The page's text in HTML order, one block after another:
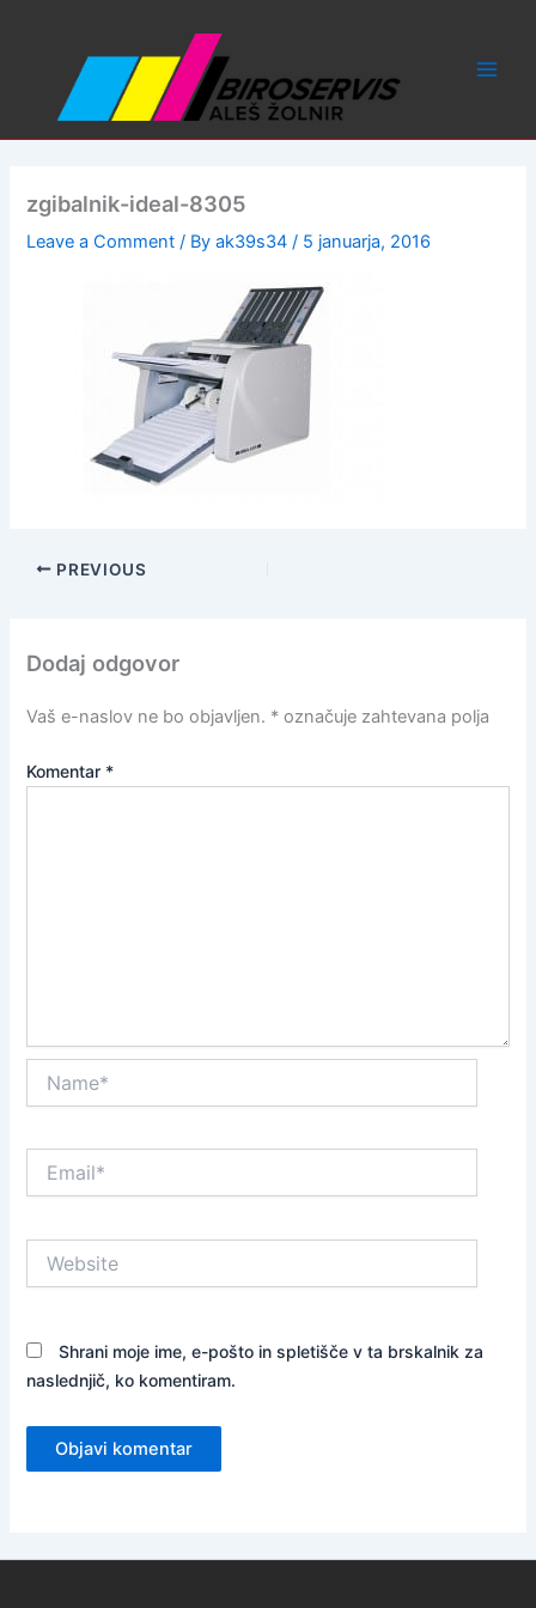
zgibalnik-ideal-8305
Leave a Comment / Byak39s34/ 5 januarja, 2016
PREVIOUS
Dodaj odgovor
Vaš e-naslov ne bo objavljen. * označuje zahtevana polja
Komentar *
Shrani moje ime, e-pošto in spletišče v ta brskalnik za
naslednjič, ko komentiram.